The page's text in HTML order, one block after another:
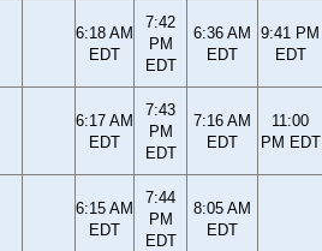
6:18 AM
EDT
7:42
PM
EDT
6:36 AM
EDT
9:41 PM
EDT
6:17 AM
EDT
7:43
PM
EDT
7:16 AM
EDT
11:00
PM EDT
6:15 AM
EDT
7:44
PM
EDT
8:05 AM
EDT